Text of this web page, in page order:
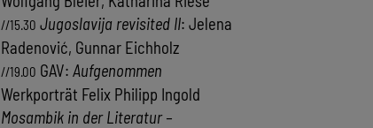
//15.30 Jugoslavija revisited II: Jelena
Radenović, Gunnar Eichholz
//19.00 GAV: Aufgenommen
Werkporträt Felix Philipp Ingold
Mosambik in der Literatur –